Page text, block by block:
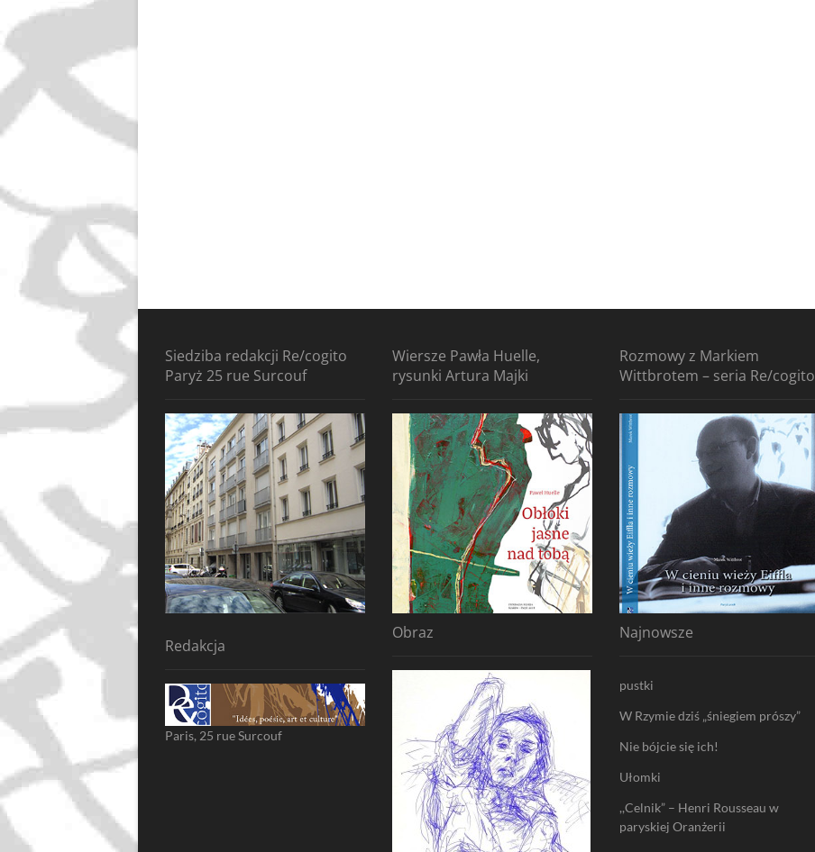
Siedziba redakcji Re/cogito
Paryż 25 rue Surcouf
Redakcja
Paris, 25 rue Surcouf
Wiersze Pawła Huelle,
rysunki Artura Majki
Obraz
Rozmowy z Markiem
Wittbrotem – seria Re/cogito
Najnowsze
pustki
W Rzymie dziś „śniegiem prószy”
Nie bójcie się ich!
Ułomki
,,Celnik” – Henri Rousseau w
paryskiej Oranżerii